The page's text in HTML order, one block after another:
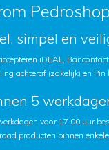
simpel en
iDEAL,
achteraf (zakelijk) en Pin
5
voor 17.00 uur
producten binnen